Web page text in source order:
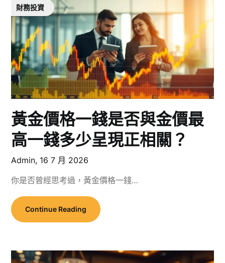
財務投資
黃金價格一錢是否與金價最
高一錢多少呈現正相關？
Admin, 16 7 月 2026
你是否曾經思考過，黃金價格一錢…
Continue Reading